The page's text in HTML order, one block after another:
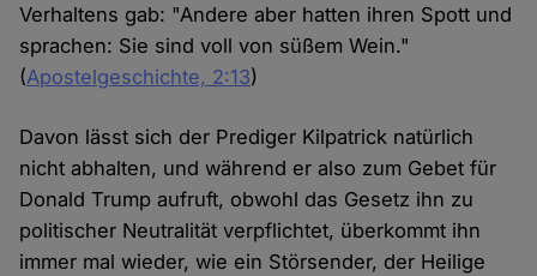
Verhaltens gab: "Andere aber hatten ihren Spott und
sprachen: Sie sind voll von süßem Wein."
(Apostelgeschichte, 2:13)
Davon lässt sich der Prediger Kilpatrick natürlich
nicht abhalten, und während er also zum Gebet für
Donald Trump aufruft, obwohl das Gesetz ihn zu
politischer Neutralität verpflichtet, überkommt ihn
immer mal wieder, wie ein Störsender, der Heilige